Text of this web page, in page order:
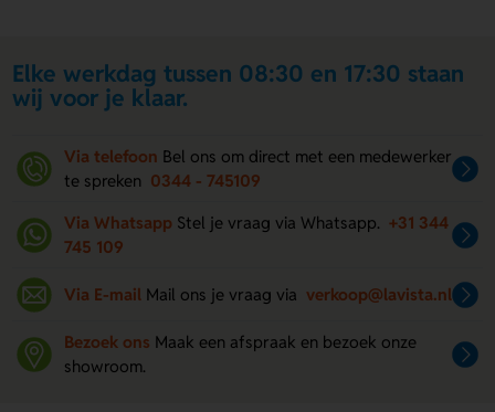
Elke werkdag tussen 08:30 en 17:30 staan
wij voor je klaar.
Via telefoon Bel ons om direct met een medewerker
te spreken 0344 - 745109
Via Whatsapp Stel je vraag via Whatsapp. +31 344
745 109
Via E-mail Mail ons je vraag via verkoop@lavista.nl
Bezoek ons Maak een afspraak en bezoek onze
showroom.